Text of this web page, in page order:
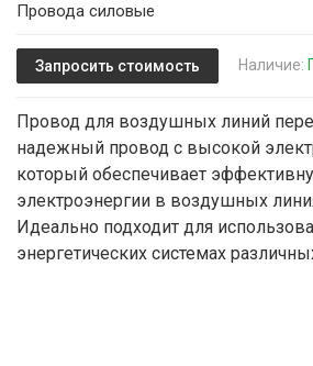
Провода силовые
Запросить стоимость Наличие:
Провод для воздушных линий
надежный провод с высокой
который обеспечивает
электроэнергии в воздушных
Идеально подходит для
энергетических системах